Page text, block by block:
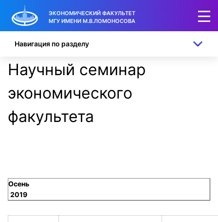
ЭКОНОМИЧЕСКИЙ ФАКУЛЬТЕТ
МГУ ИМЕНИ М.В.ЛОМОНОСОВА
Научный семинар
экономического
факультета
Навигация по разделу
Осень
2019